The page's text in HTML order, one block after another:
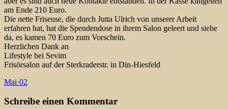
am Ende 210 Euro.
Die nette Friseuse, die durch Jutta Ulrich von unserer Arbeit
erfahren hat, hat die Spendendose in ihrem Salon geleert und siehe
da, es kamen 70 Euro zum Vorschein.
Herzlichen Dank an
Lifestyle bei Sevim
Frisörsalon auf der Sterkraderstr. in Din-Hiesfeld
Mai·02
Schreibe einen Kommentar